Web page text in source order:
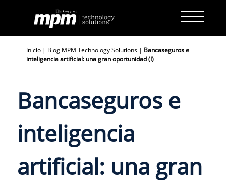
content
Inicio | Blog MPM Technology Solutions | Bancaseguros e
inteligencia artificial: una gran oportunidad (I)
Bancaseguros e
inteligencia
artificial: una gran